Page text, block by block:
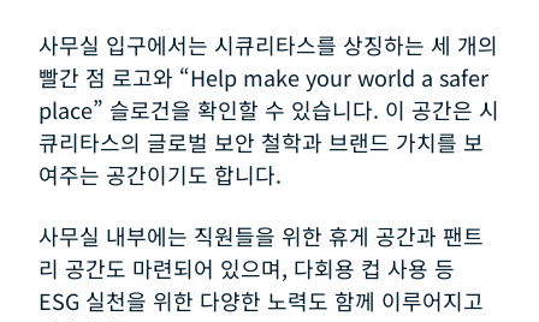
사무실 입구에서는 시큐리타스를 상징하는 세 개의
빨간 점 로고와 “Help make your world a safer
place” 슬로건을 확인할 수 있습니다. 이 공간은 시
큐리타스의 글로벌 보안 철학과 브랜드 가치를 보
여주는 공간이기도 합니다.
사무실 내부에는 직원들을 위한 휴게 공간과 팬트
리 공간도 마련되어 있으며, 다회용 컵 사용 등
ESG 실천을 위한 다양한 노력도 함께 이루어지고